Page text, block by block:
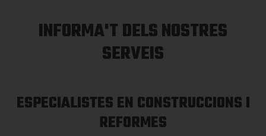
INFORMA'T DELS NOSTRES
SERVEIS
ESPECIALISTES EN CONSTRUCCIONS I
REFORMES